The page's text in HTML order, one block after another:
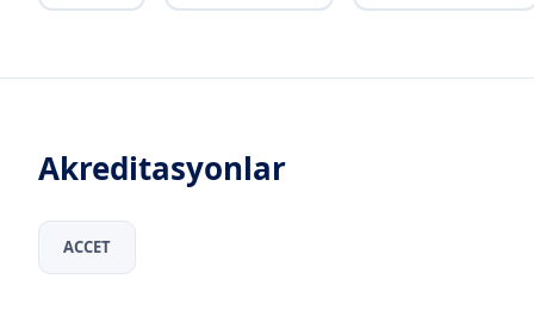
Akreditasyonlar
ACCET